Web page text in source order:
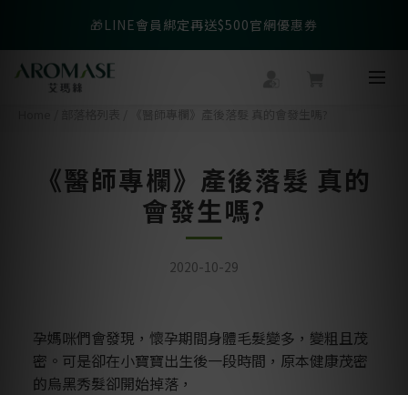
父親節爸氣寵愛👔暖心組合限時優惠◤前往選購❤️◢
🎁LINE會員綁定再送$500官網優惠券
父親節爸氣寵愛👔暖心組合限時優惠◤前往選購❤️◢
《醫師專欄》產後落髮 真的會發生嗎?
《醫師專欄》產後落髮 真的
會發生嗎?
2020-10-29
孕媽咪們會發現，懷孕期間身體毛髮變多，變粗且茂
密。可是卻在小寶寶出生後一段時間，原本健康茂密
的烏黑秀髮卻開始掉落，